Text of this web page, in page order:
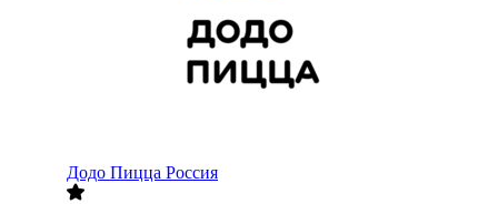
Додо Пицца Россия